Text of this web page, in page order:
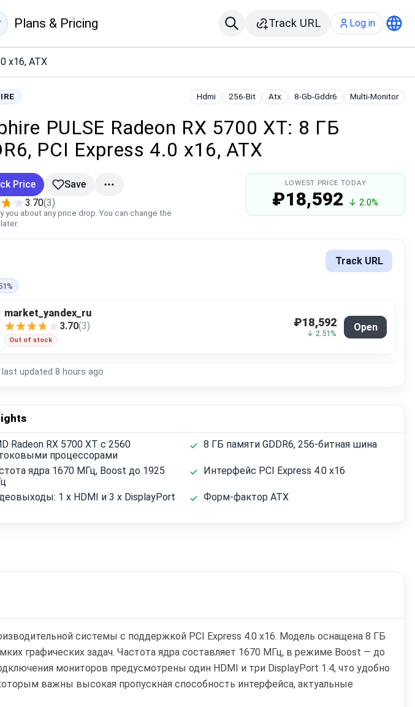
Plans & Pricing Track URL Log in
x16, ATX
Hdmi 256-Bit Atx 8-Gb-Gddr6 Multi-Monitor
PULSE Radeon RX 5700 XT: 8 ГБ
PCI Express 4.0 x16, ATX
LOWEST PRICE TODAY
₽18,592 ↓ 2.0%
Price
you about any price drop. You can change the
Save
3.70(3)
Track URL
market_yandex_ru
3.70(3)
Out of stock
₽18,592
↓ 2.51%
Open
last updated 8 hours ago
Radeon RX 5700 XT с 2560
процессорами
8 ГБ памяти GDDR6, 256-битная шина
ядра 1670 МГц, Boost до 1925
Интерфейс PCI Express 4.0 x16
1 x HDMI и 3 x DisplayPort
Форм-фактор ATX
системы с поддержкой PCI Express 4.0 x16. Модель оснащена 8 ГБ
графических задач. Частота ядра составляет 1670 МГц, в режиме Boost — до
мониторов предусмотрены один HDMI и три DisplayPort 1.4, что удобно
важны высокая пропускная способность интерфейса, актуальные